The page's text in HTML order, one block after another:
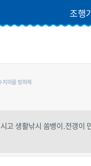
조행
치마을 방파제
고 생활낚시 쏨뱅이.전갱이